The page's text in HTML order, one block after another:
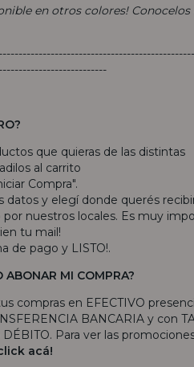
en otros colores! Conocelos
que quieras de las distintas
al carrito
Compra".
datos y elegí donde querés
por nuestros locales. Es muy
tu mail!
de pago y LISTO!.
ABONAR MI COMPRA?
compras en EFECTIVO
BANCARIA y con
DÉBITO. Para ver las
acá!